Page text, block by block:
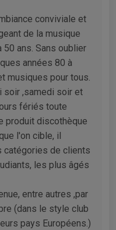
conviviale et
de la musique
ans. Sans oublier
années 80 à
musiques pour tous.
soir ,samedi soir et
fériés toute
produit discothèque
l'on cible, il
catégories de clients
les plus âgés
entre autres ,par
(dans le style club
pays Européens.)